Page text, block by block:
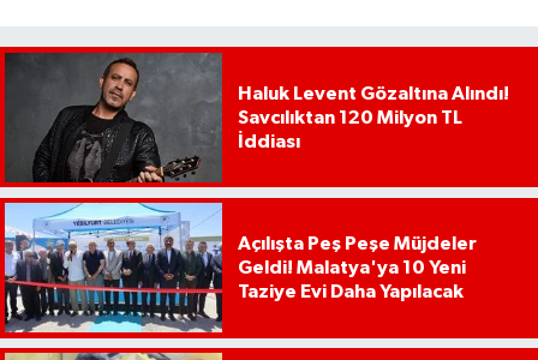
Haluk Levent Gözaltına Alındı!
Savcılıktan 120 Milyon TL
İddiası
Açılışta Peş Peşe Müjdeler
Geldi! Malatya'ya 10 Yeni
Taziye Evi Daha Yapılacak